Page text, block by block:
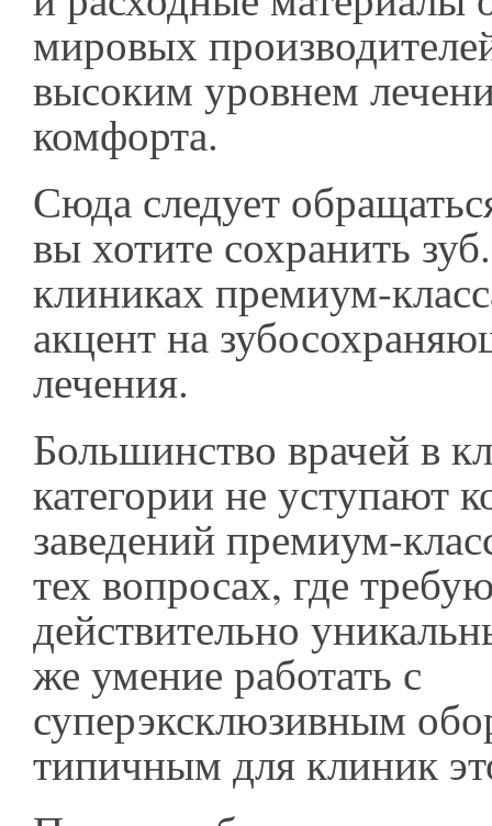
мировых
высоким уровнем
комфорта.
Сюда следует
вы хотите сохранить
клиниках премиум-
акцент на
лечения.
Большинство врачей в
категории не уступают
заведений премиум-
тех вопросах, где
действительно
же умение работать с
суперэксклюзивным
типичным для клиник